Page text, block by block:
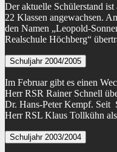
Der aktuelle Schülerstand
22 Klassen angewachsen.
den Namen „Leopold-
Realschule Höchberg“
Schuljahr 2004/2005
Im Februar gibt es einen
Herr RSR Rainer Schnell
Dr. Hans-Peter Kempf. Seit
Herr RSL Klaus Tollkühn
Schuljahr 2003/2004